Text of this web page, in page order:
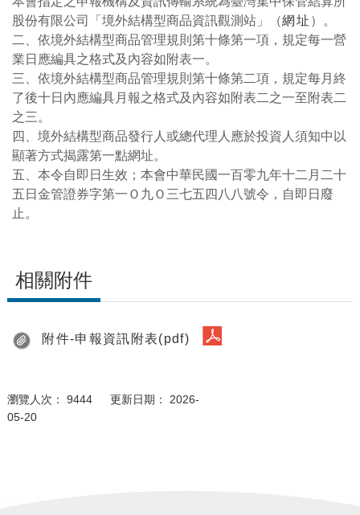
股份有限公司「境外結構型商品資訊觀測站」（網址 ）。
二、依境外結構型商品管理規則第十條第一項，規定每一營
業日應編具之格式及內容如附表一。
三、依境外結構型商品管理規則第十條第二項，規定每月終
了後十日內應編具月報之格式及內容如附表二之一至附表二
之三。
四、境外結構型商品發行人或總代理人應於投資人須知中以
顯著方式揭露第一點網址。
五、本令自即日生效；本會中華民國一百零九年十二月二十
五日金管證券字第一Ｏ九Ｏ三七五四八八號令，自即日廢
止。
相關附件
附件-申報資訊附表(pdf)
瀏覽人次： 9444 更新日期： 2026-
05-20